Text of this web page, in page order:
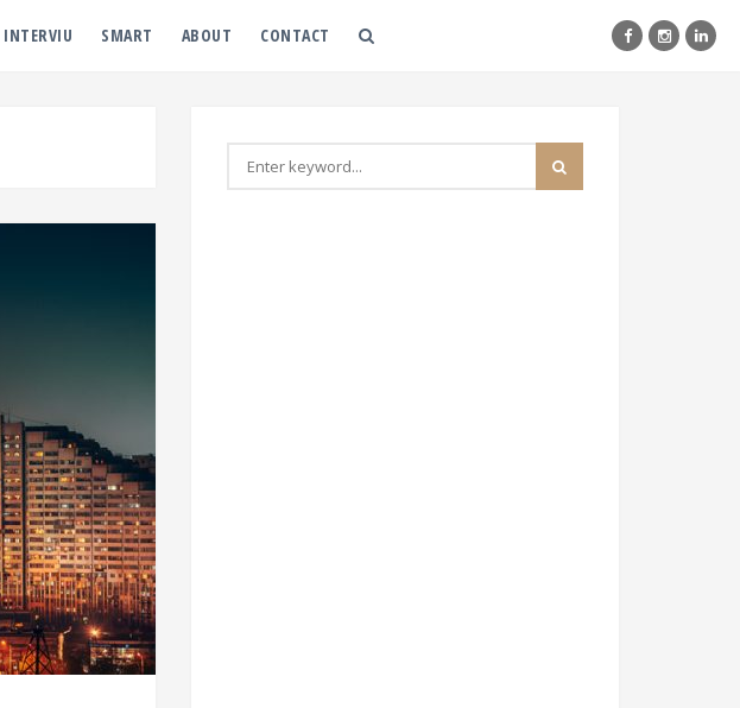
INTERVIU SMART ABOUT CONTACT